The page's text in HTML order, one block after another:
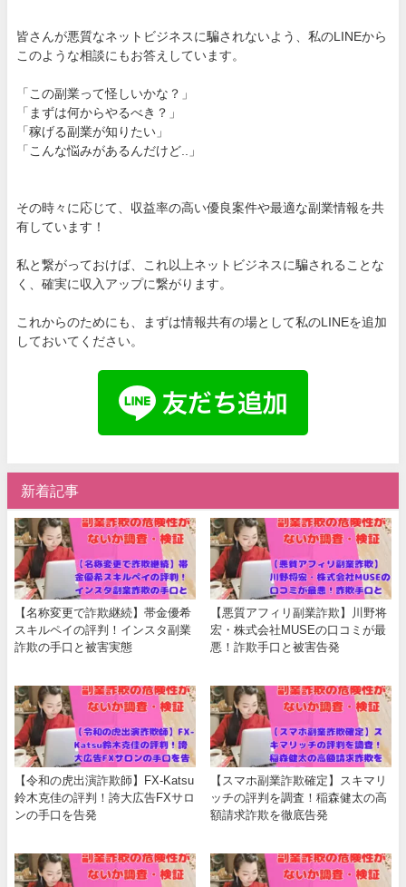
皆さんが悪質なネットビジネスに騙されないよう、私のLINEから
このような相談にもお答えしています。
「この副業って怪しいかな？」
「まずは何からやるべき？」
「稼げる副業が知りたい」
「こんな悩みがあるんだけど..」
その時々に応じて、収益率の高い優良案件や最適な副業情報を共
有しています！
私と繋がっておけば、これ以上ネットビジネスに騙されることな
く、確実に収入アップに繋がります。
これからのためにも、まずは情報共有の場として私のLINEを追加
しておいてください。
新着記事
【名称変更で詐欺継続】帯金優希
スキルペイの評判！インスタ副業
詐欺の手口と被害実態
【悪質アフィリ副業詐欺】川野将
宏・株式会社MUSEの口コミが最
悪！詐欺手口と被害告発
【令和の虎出演詐欺師】FX-Katsu
鈴木克佳の評判！誇大広告FXサロ
ンの手口を告発
【スマホ副業詐欺確定】スキマリ
ッチの評判を調査！稲森健太の高
額請求詐欺を徹底告発